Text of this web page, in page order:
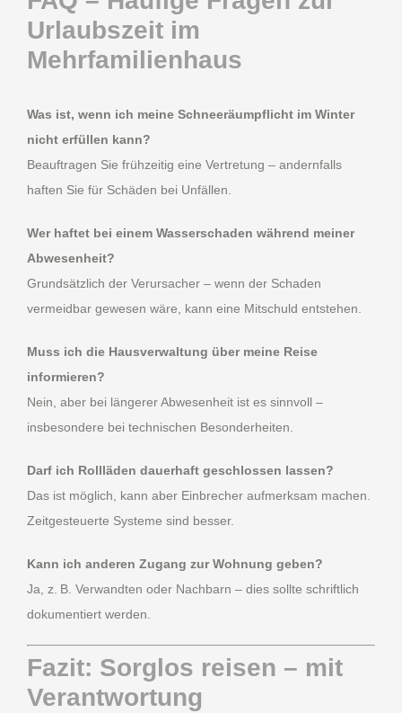
Urlaubszeit im
Mehrfamilienhaus
Was ist, wenn ich meine Schneeräumpflicht im Winter
nicht erfüllen kann?
Beauftragen Sie frühzeitig eine Vertretung – andernfalls
haften Sie für Schäden bei Unfällen.
Wer haftet bei einem Wasserschaden während meiner
Abwesenheit?
Grundsätzlich der Verursacher – wenn der Schaden
vermeidbar gewesen wäre, kann eine Mitschuld entstehen.
Muss ich die Hausverwaltung über meine Reise
informieren?
Nein, aber bei längerer Abwesenheit ist es sinnvoll –
insbesondere bei technischen Besonderheiten.
Darf ich Rollläden dauerhaft geschlossen lassen?
Das ist möglich, kann aber Einbrecher aufmerksam machen.
Zeitgesteuerte Systeme sind besser.
Kann ich anderen Zugang zur Wohnung geben?
Ja, z. B. Verwandten oder Nachbarn – dies sollte schriftlich
dokumentiert werden.
Fazit: Sorglos reisen – mit
Verantwortung